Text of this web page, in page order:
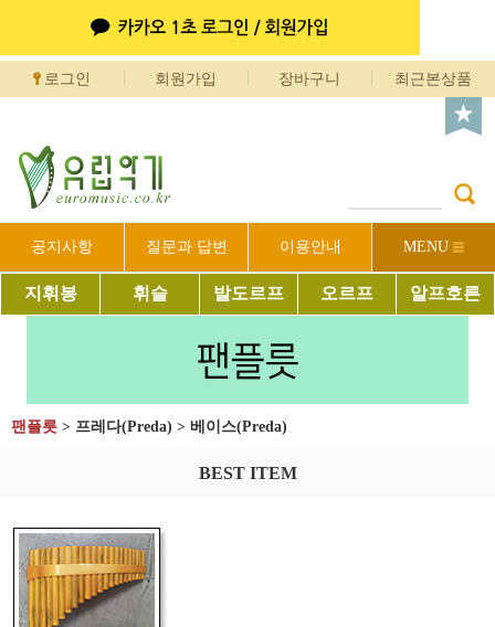
로그인 회원가입 장바구니 최근본상품
공지사항 질문과 답변 이용안내 MENU
지휘봉 휘슬 발도르프 오르프 알프호른
팬플릇 > 프레다(Preda) > 베이스(Preda)
BEST ITEM